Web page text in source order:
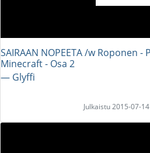
SAIRAAN NOPEETA /w Roponen
Minecraft - Osa 2
― Glyffi
Julkaistu 2015-07-